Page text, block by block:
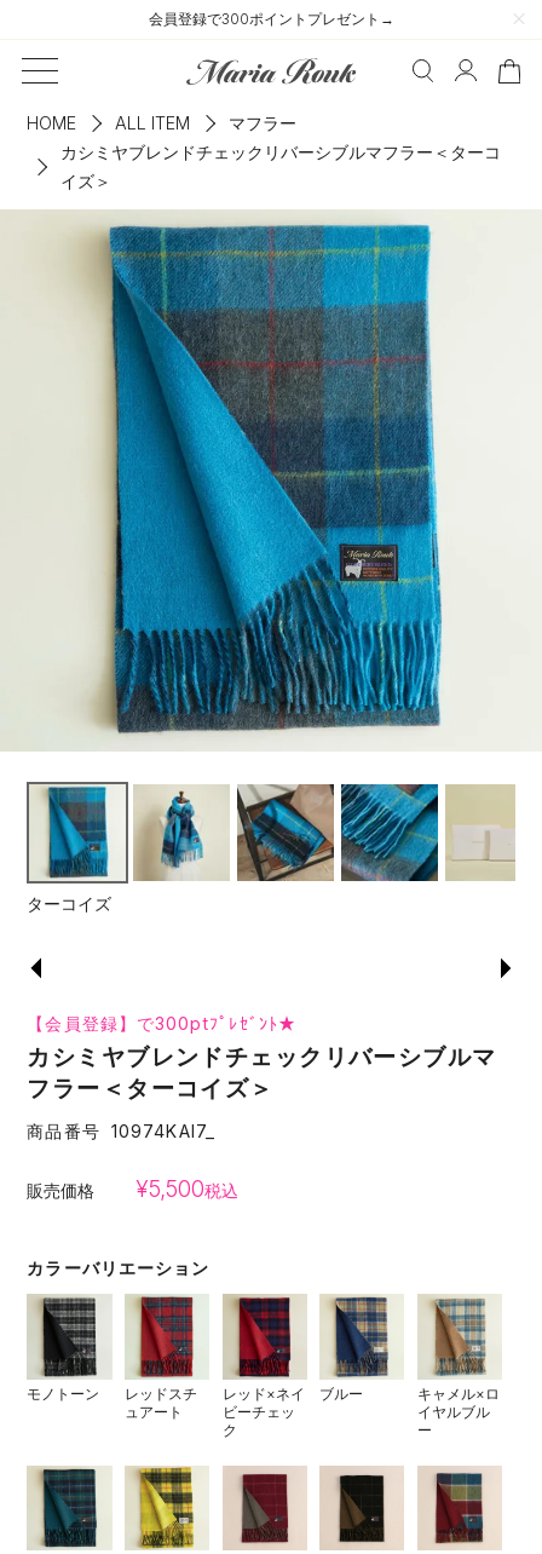
会員登録で300ポイントプレゼント→
HOME ALL ITEM
マフラー
カシミヤブレンドチェックリバーシブルマフラー＜ターコ
イズ＞
ターコイズ
【会員登録】で300ptﾌﾟﾚｾﾞﾝﾄ★
カシミヤブレンドチェックリバーシブルマ
フラー＜ターコイズ＞
商品番号 10974KAI7_
販売価格 ¥5,500税込
カラーバリエーション
モノトーン
レッドスチ
ュアート
レッド×ネイ
ビーチェッ
ク
ブルー
キャメル×ロ
イヤルブル
ー